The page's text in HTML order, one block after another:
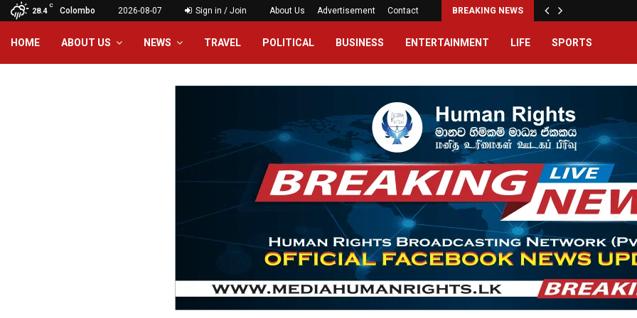
28.4
C
Colombo 2026-08-07 Sign in / Join About Us Advertisement Contact BREAKING NEWS
HOME ABOUT US NEWS TRAVEL POLITICAL BUSINESS ENTERTAINMENT LIFE SPORTS